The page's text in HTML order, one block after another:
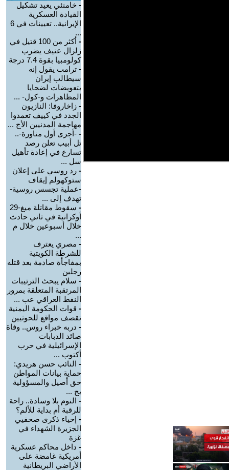
- خامنئي يعيد تشكيل
القيادة العسكرية
الإيرانية.. تعيينات في 6
...
-
أكثر من 100 قتيل في
زلزال عنيف يضرب
كولومبيا بقوة 7.4 درجة
- ترامب يقول إنه
سيطالب إيران
بتعويضات لضحايا
المظاهرات و-كول- ...
- زاخاروفا: النازيون
الجدد في كييف تعمدوا
مهاجمة المدنيين الأج ...
- -أجرى أول مناورة-..
تل أبيب تعلن رصد
تسارع في إعادة تأهيل
سل ...
- رد روسي على إعلان
ستوكهولم إيقاف
-عملية تجسس روسية-
تهدف إلى ...
-
سقوط مقاتلة ميغ-29
أوكرانية في ثاني حادث
خلال أسبوعين خلال م
...
- مصري يعترف
للشرطة الكويتية
بمفاجأة صادمة بعد قتله
رجلين
- سلام يبحث الترتيبات
المرتقبة المتعلقة بمرور
النفط العراقي عب ...
- قوات الحكومة اليمنية
تقصف مواقع للحوثيين
- دربه خبراء روس.. وفاة
صائد الدبابات
الإسرائيلية في حرب
أكتوب ...
- النائب حسن هريدي:
حماية بيانات المواطن
حق أصيل والمسؤولية
يج ...
- النوم بلا وسادة.. راحة
للرقبة أم بداية للألم؟
- إحياء ذكرى صحفيي
الجزيرة الشهداء في
غزة
- داخل محاكم عسكرية
أمريكية غامضة على
الأراضي البريطانية